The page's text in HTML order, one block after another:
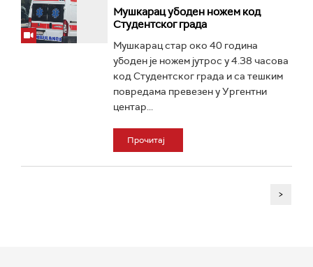
Мушкарац убоден ножем код
Студентског града
Мушкарац стар око 40 година
убоден је ножем јутрос у 4.38 часова
код Студентског града и са тешким
повредама превезен у Ургентни
центар...
Прочитај
>